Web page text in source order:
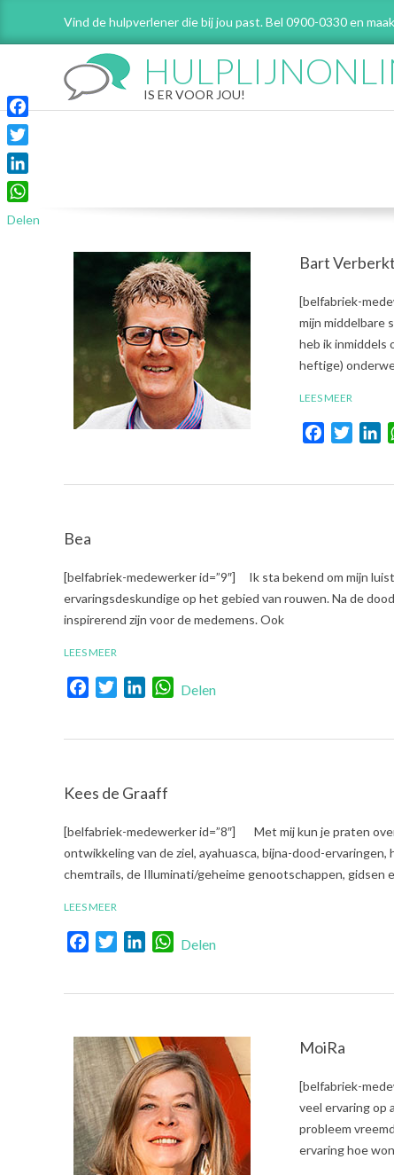
Vind de hulpverlener die bij jou past. Bel 0900-0330 en
IS ER VOOR JOU!
Bart Verberkt
2018-
01-
18
[belfabriek-
mijn middelbare
heb ik inmiddels
heftige)
LEES MEER
Facebook
Bea
2017-
16
[belfabriek-medewerker id=”9″] Ik sta bekend om mijn
ervaringsdeskundige op het gebied van rouwen. Na de
inspirerend zijn voor de medemens. Ook
LEES MEER
FacebookTwitterLinkedInWhatsApp
Delen
Kees de Graaff
2017-
10-
13
[belfabriek-medewerker id=”8″] Met mij kun je praten
ontwikkeling van de ziel, ayahuasca, bijna-dood-
chemtrails, de Illuminati/geheime genootschappen, gidsen
LEES MEER
FacebookTwitterLinkedInWhatsApp
Delen
MoiRa
2017-
10-
06
[belfabriek-
veel ervaring op
probleem
ervaring hoe
Facebook
Twitter
LinkedIn
WhatsApp
Delen